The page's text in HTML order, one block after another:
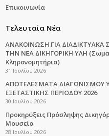
Επικοινωνία
Τελευταία Νέα
ΑΝΑΚΟΙΝΩΣΗ ΓΙΑ ΔΙΑΔΙΚΤΥΑΚΑ
ΤΗΝ ΝΕΑ ΔΙΚΗΓΟΡΙΚΗ ΥΛΗ
Κληρονομητήρια)
31 Ιουλίου 2026
ΑΠΟΤΕΛΕΣΜΑΤΑ ΔΙΑΓΩΝΙΣΜΟΥ
ΕΞΕΤΑΣΤΙΚΗΣ ΠΕΡΙΟΔΟΥ 2026
30 Ιουλίου 2026
Προκηρύξεις Πρόσληψης
Μουσείο
28 Ιουλίου 2026